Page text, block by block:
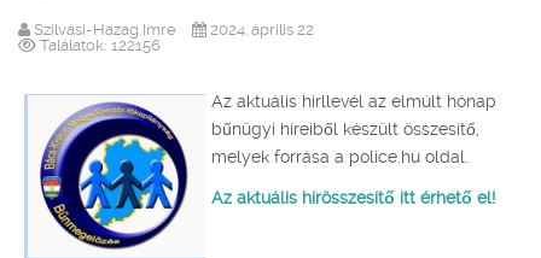
Szilvási-Hazag Imre
2024. április 22
Találatok: 122156
Az aktuális hírllevél az elmúlt hónap
bűnügyi híreiből készült összesítő,
melyek forrása a police.hu oldal.
Az aktuális hírösszesítő itt érhető el!